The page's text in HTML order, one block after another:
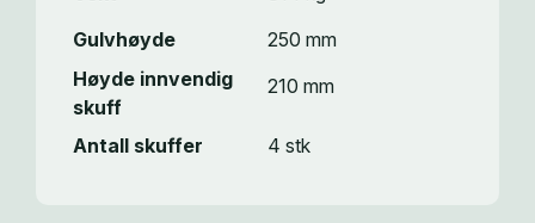
Gulvhøyde
250 mm
Høyde innvendig
skuff
210 mm
Antall skuffer 4 stk